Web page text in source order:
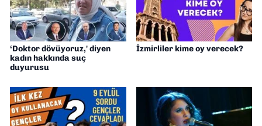
‘Doktor dövüyoruz,' diyen
kadın hakkında suç
duyurusu
İzmirliler kime oy verecek?